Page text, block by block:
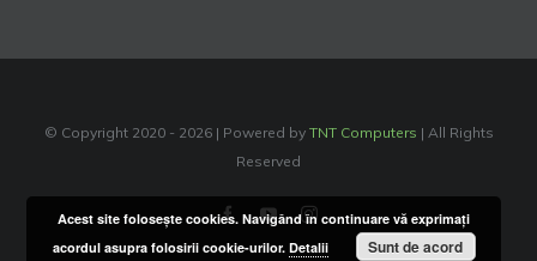
© Copyright 2020 - 2026 | Powered by TNT Computers | All Rights
Reserved
FacebookYouTubeInstagram
Acest site foloseşte cookies. Navigând în continuare vă exprimaţi
acordul asupra folosirii cookie-urilor. Detalii Sunt de acord